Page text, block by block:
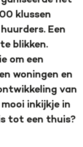
klussen
Een
blikken.
om een
woningen en
van
inkijkje in
tot een thuis?